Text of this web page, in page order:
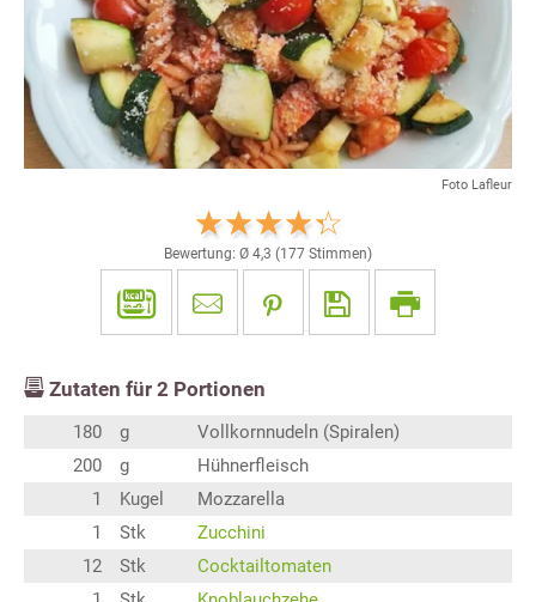
Foto Lafleur
Bewertung: Ø 4,3 (177 Stimmen)
Zutaten für 2 Portionen
180 g
Vollkornnudeln (Spiralen)
200
g
Hühnerfleisch
1
Kugel
Mozzarella
1
Stk
Zucchini
12
Stk
Cocktailtomaten